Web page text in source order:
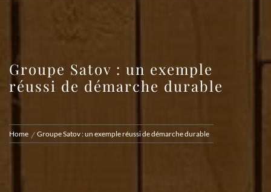
Groupe Satov : un exemple
réussi de démarche durable
Home Groupe Satov : un exemple réussi de démarche durable